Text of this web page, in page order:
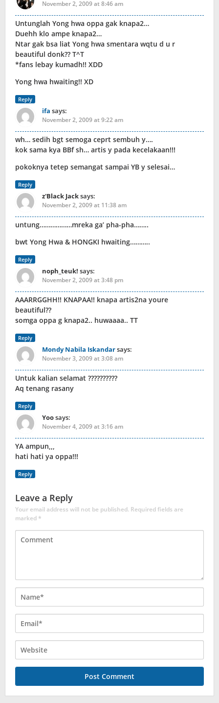
November 2, 2009 at 8:46 am
Untunglah Yong hwa oppa gak knapa2…
Duehh klo ampe knapa2…
Ntar gak bsa liat Yong hwa smentara wqtu d u r
beautiful donk?? T^T
*fans lebay kumadh!! XDD
Yong hwa hwaiting!! XD
Reply
ifa says:
November 2, 2009 at 9:22 am
wh… sedih bgt semoga ceprt sembuh y….
kok sama kya BBf sh… artis y pada kecelakaan!!!
pokoknya tetep semangat sampai YB y selesai…
Reply
z'Black Jacksays:
November 2, 2009 at 11:38 am
untung………………mreka ga’ pha-pha……..
bwt Yong Hwa & HONGKI hwaiting………..
Reply
noph_teuk! says:
November 2, 2009 at 3:48 pm
AAARRGGHH!! KNAPAA!! knapa artis2na youre
beautiful??
somga oppa g knapa2.. huwaaaa.. TT
Reply
Mondy Nabila Iskandarsays:
November 3, 2009 at 3:08 am
Untuk kalian selamat ??????????
Aq tenang rasany
Reply
Yoosays:
November 4, 2009 at 3:16 am
YA ampun,,,
hati hati ya oppa!!!
Reply
Leave a Reply
Your email address will not be published. Required fields are
marked*